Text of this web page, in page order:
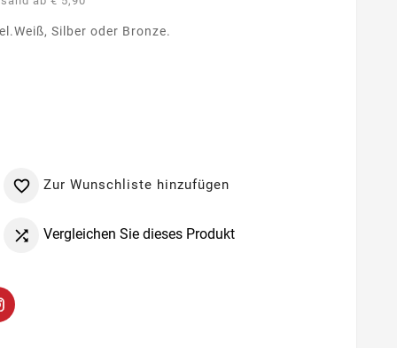
Silber oder Bronze.
 Zur Wunschliste hinzufügen
 Vergleichen Sie dieses Produkt